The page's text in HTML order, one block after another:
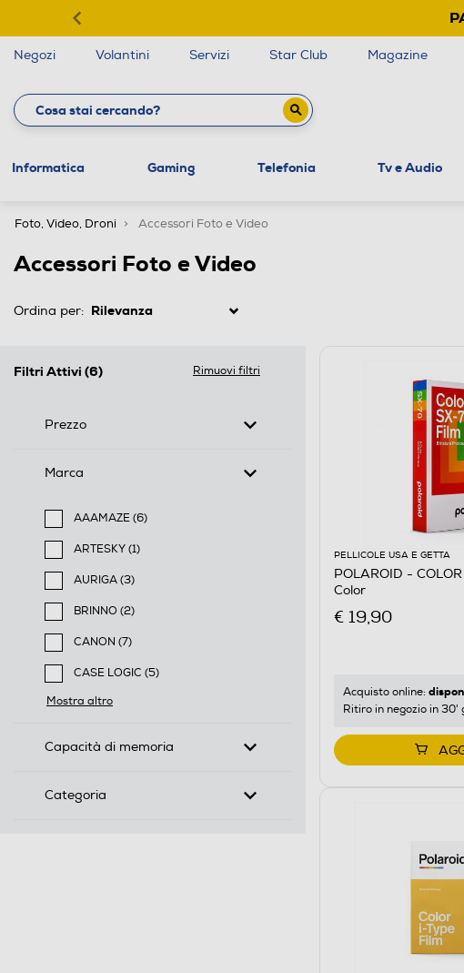
Negozi Volantini Servizi Star Club Magazine
Informatica Gaming Telefonia Tv e Audio
Foto, Video, Droni Accessori Foto e Video
Accessori Foto e Video
Ordina per:
Filtri Attivi (6) Rimuovi filtri
Prezzo
Marca
AAAMAZE (6)
Filtra per Marca: AAAMAZE
ARTESKY (1)
Filtra per Marca: ARTESKY
AURIGA (3)
Filtra per Marca: AURIGA
BRINNO (2)
Filtra per Marca: BRINNO
CANON (7)
Filtra per Marca: CANON
CASE LOGIC (5)
Filtra per Marca: CASE LOGIC
Mostra altro
Capacità di memoria
Categoria
PELLICOLE USA E GETTA
POLAROID -
Color
€ 19,90
Acquisto online:
Ritiro in negozio in 30'